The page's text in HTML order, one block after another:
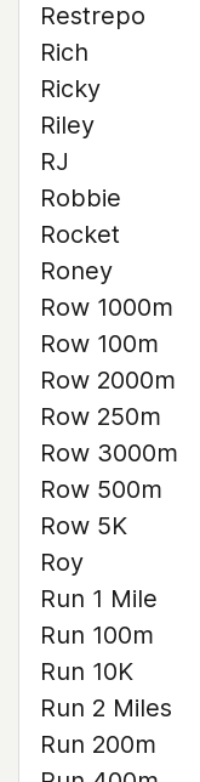
Restrepo
Rich
Ricky
Riley
RJ
Robbie
Rocket
Roney
Row 1000m
Row 100m
Row 2000m
Row 250m
Row 3000m
Row 500m
Row 5K
Roy
Run 1 Mile
Run 100m
Run 10K
Run 2 Miles
Run 200m